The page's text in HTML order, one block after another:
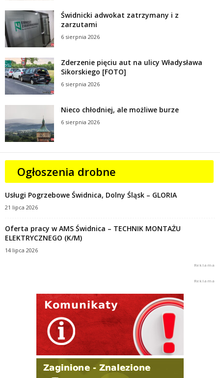
Świdnicki adwokat zatrzymany i z
zarzutami
6 sierpnia 2026
Zderzenie pięciu aut na ulicy Władysława
Sikorskiego [FOTO]
6 sierpnia 2026
Nieco chłodniej, ale możliwe burze
6 sierpnia 2026
Ogłoszenia drobne
Usługi Pogrzebowe Świdnica, Dolny Śląsk – GLORIA
21 lipca 2026
Oferta pracy w AMS Świdnica – TECHNIK MONTAŻU
ELEKTRYCZNEGO (K/M)
14 lipca 2026